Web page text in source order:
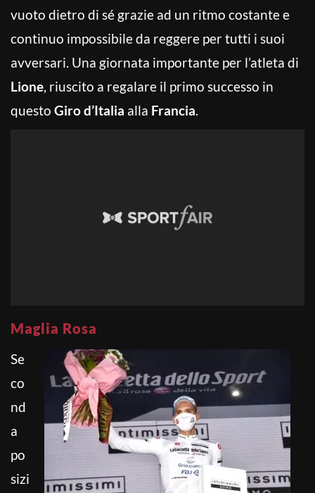
vuoto dietro di sé grazie ad un ritmo costante e
continuo impossibile da reggere per tutti i suoi
avversari. Una giornata importante per l’atleta di
Lione, riuscito a regalare il primo successo in
questo Giro d’Italia alla Francia.
Maglia Rosa
Se
co
nd
a
po
sizi